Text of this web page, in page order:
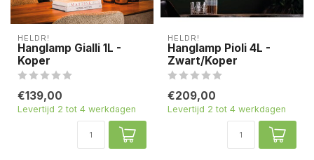
HELDR!
Hanglamp Gialli 1L -
Koper
€139,00
Levertijd 2 tot 4 werkdagen
HELDR!
Hanglamp Pioli 4L -
Zwart/Koper
€209,00
Levertijd 2 tot 4 werkdagen